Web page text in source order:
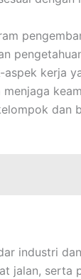
kerja
dan
industri
jalan, serta